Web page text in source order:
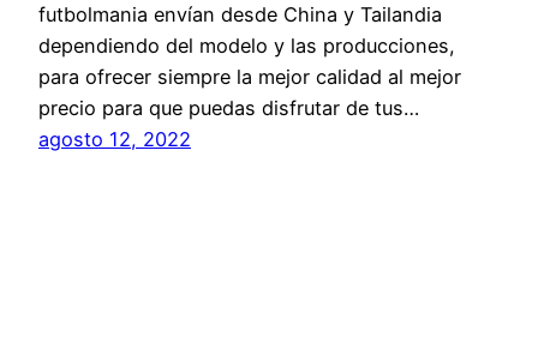
futbolmania envían desde China y Tailandia
dependiendo del modelo y las producciones,
para ofrecer siempre la mejor calidad al mejor
precio para que puedas disfrutar de tus…
agosto 12, 2022